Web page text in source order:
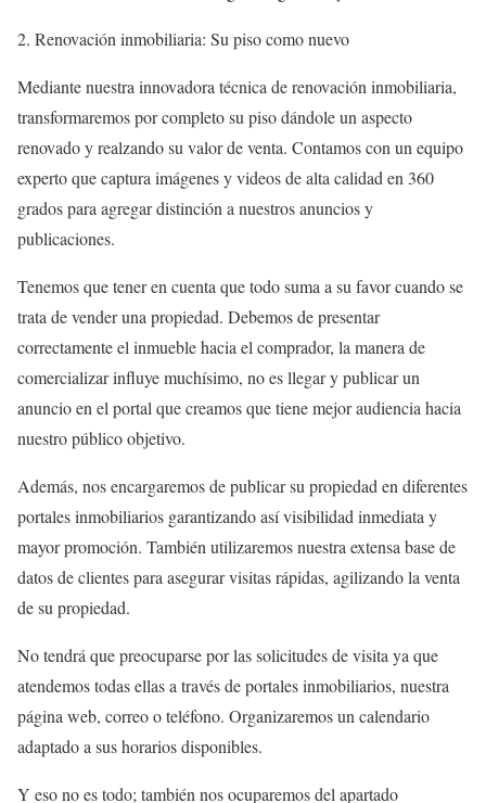
2. Renovación inmobiliaria: Su piso como nuevo
Mediante nuestra innovadora técnica de renovación inmobiliaria,
transformaremos por completo su piso dándole un aspecto
renovado y realzando su valor de venta. Contamos con un equipo
experto que captura imágenes y videos de alta calidad en 360
grados para agregar distinción a nuestros anuncios y
publicaciones.
Tenemos que tener en cuenta que todo suma a su favor cuando se
trata de vender una propiedad. Debemos de presentar
correctamente el inmueble hacia el comprador, la manera de
comercializar influye muchísimo, no es llegar y publicar un
anuncio en el portal que creamos que tiene mejor audiencia hacia
nuestro público objetivo.
Además, nos encargaremos de publicar su propiedad en diferentes
portales inmobiliarios garantizando así visibilidad inmediata y
mayor promoción. También utilizaremos nuestra extensa base de
datos de clientes para asegurar visitas rápidas, agilizando la venta
de su propiedad.
No tendrá que preocuparse por las solicitudes de visita ya que
atendemos todas ellas a través de portales inmobiliarios, nuestra
página web, correo o teléfono. Organizaremos un calendario
adaptado a sus horarios disponibles.
Y eso no es todo; también nos ocuparemos del apartado